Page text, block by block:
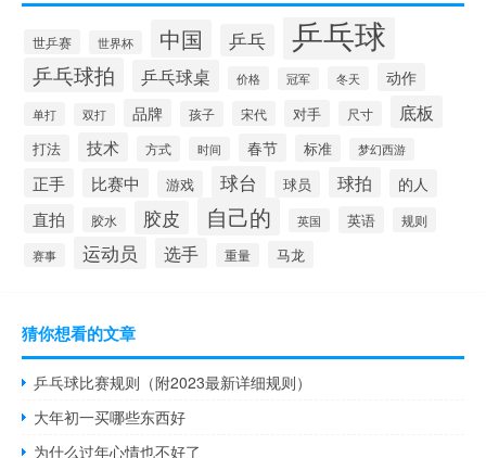
世乒赛 世界杯 中国 乒乓 乒乓球
乒乓球拍 乒乓球桌 价格 冠军 冬天 动作
单打 双打 品牌 孩子 宋代 对手 尺寸 底板
打法 技术 方式 时间 春节 标准 梦幻西游
正手 比赛中 游戏 球台 球员 球拍 的人
直拍 胶水 胶皮 自己的 英国 英语 规则
赛事 运动员 选手 重量 马龙
猜你想看的文章
乒乓球比赛规则（附2023最新详细规则）
大年初一买哪些东西好
为什么过年心情也不好了